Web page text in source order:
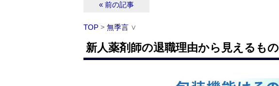
« 前の記事
TOP > 無季言 ∨
新人薬剤師の退職理由から見えるもの